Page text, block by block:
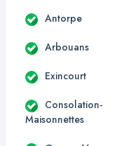
Antorpe
Arbouans
Exincourt
Consolation-
Maisonnettes